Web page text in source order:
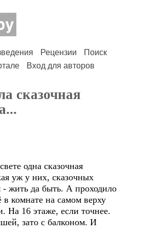
Рецензии
Поиск
Вход для авторов
сказочная
одна сказочная
уж у них, сказочных
- жить да быть. А проходило
в комнате на самом верху
На 16 этаже, если точнее.
зато с балконом. И